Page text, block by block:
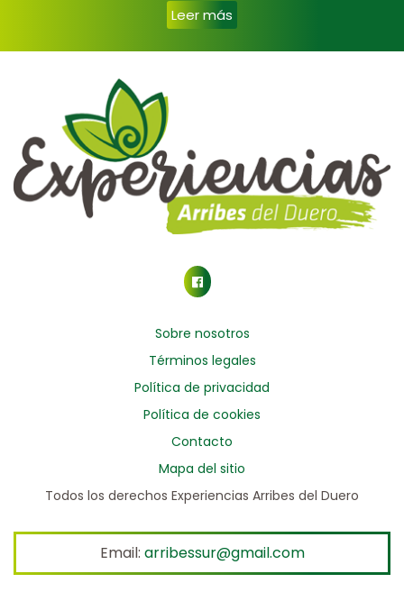
Leer más
Sobre nosotros
Términos legales
Política de privacidad
Política de cookies
Contacto
Mapa del sitio
Todos los derechos Experiencias Arribes del Duero
Email: arribessur@gmail.com